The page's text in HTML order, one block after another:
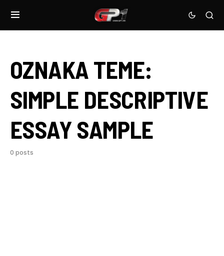
OZNAKA TEME:
SIMPLE DESCRIPTIVE
ESSAY SAMPLE
0 posts